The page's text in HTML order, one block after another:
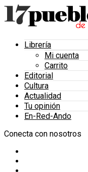
Librería
Mi cuenta
Carrito
Editorial
Cultura
Actualidad
Tu opinión
En-Red-Ando
Conecta con nosotros